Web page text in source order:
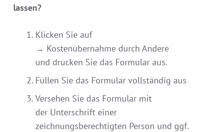
lassen?
Klicken Sie auf
→ Kostenübernahme durch Andere
und drucken Sie das Formular aus.
Füllen Sie das Formular vollständig aus
Versehen Sie das Formular mit
der Unterschrift einer
zeichnungsberechtigten Person und ggf.